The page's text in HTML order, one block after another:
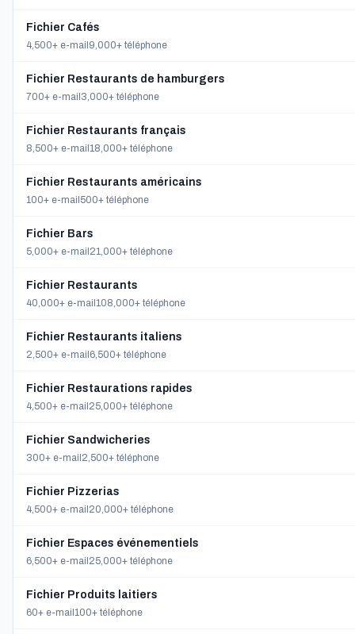
Fichier Cafés
4,500+ e-mail 9,000+ téléphone
Fichier Restaurants de hamburgers
700+ e-mail 3,000+ téléphone
Fichier Restaurants français
8,500+ e-mail 18,000+ téléphone
Fichier Restaurants américains
100+ e-mail 500+ téléphone
Fichier Bars
5,000+ e-mail 21,000+ téléphone
Fichier Restaurants
40,000+ e-mail 108,000+ téléphone
Fichier Restaurants italiens
2,500+ e-mail 6,500+ téléphone
Fichier Restaurations rapides
4,500+ e-mail 25,000+ téléphone
Fichier Sandwicheries
300+ e-mail 2,500+ téléphone
Fichier Pizzerias
4,500+ e-mail 20,000+ téléphone
Fichier Espaces événementiels
6,500+ e-mail 25,000+ téléphone
Fichier Produits laitiers
60+ e-mail 100+ téléphone